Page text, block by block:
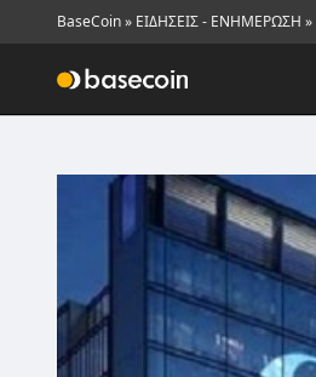
BaseCoin» ΕΙΔΗΣΕΙΣ - ΕΝΗΜΕΡΩΣΗ »